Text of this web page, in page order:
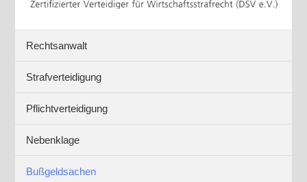
Rechtsanwalt
Strafverteidigung
Pflichtverteidigung
Nebenklage
Bußgeldsachen